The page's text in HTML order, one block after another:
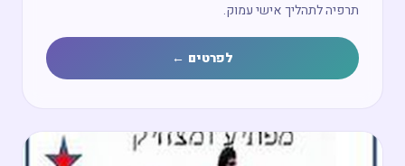
תרפיה לתהליך אישי עמוק.
לפרטים ←